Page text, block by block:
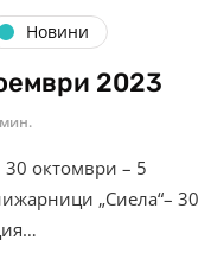
Новини
2023
30 октомври – 5
„Сиела“– 30